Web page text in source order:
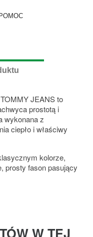
JEANS to
prostotą i
wykonana z
ciepło i właściwy
kolorze,
prosty fason pasujący
W TEJ